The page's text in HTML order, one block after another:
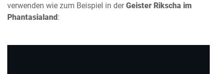
verwenden wie zum Beispiel in derGeister Rikscha im
Phantasialand: